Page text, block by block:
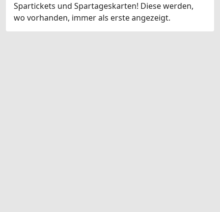
Spartickets und Spartageskarten! Diese werden,
wo vorhanden, immer als erste angezeigt.